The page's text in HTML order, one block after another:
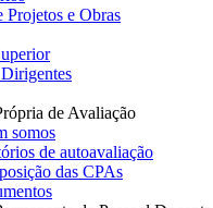
Projetos e Obras
de Avaliação
somos
de autoavaliação
das CPAs